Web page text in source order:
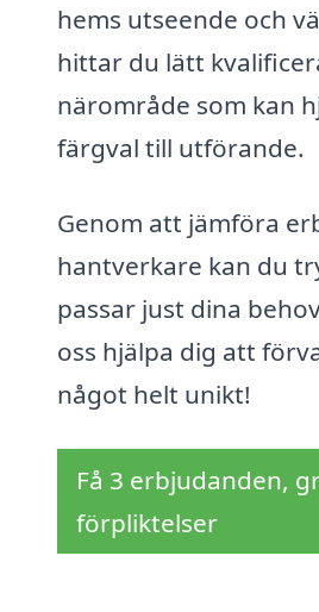
hems utseende och
hittar du lätt
närområde som kan
färgval till utförande.
Genom att jämföra
hantverkare kan du
passar just dina
oss hjälpa dig att
något helt unikt!
Få 3 erbjudanden,
förpliktelser